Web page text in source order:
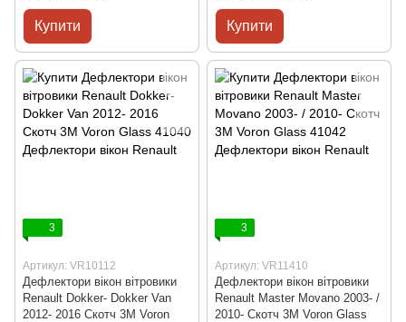
Купити Купити
3
Артикул: VR10112
Дефлектори вікон вітровики
Renault Dokker- Dokker Van
2012- 2016 Скотч 3M Voron
3
Артикул: VR11410
Дефлектори вікон вітровики
Renault Master Movano 2003- /
2010- Скотч 3M Voron Glass